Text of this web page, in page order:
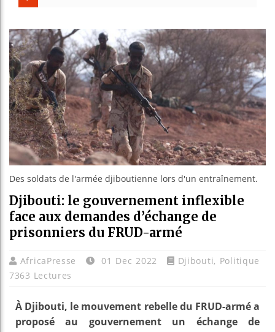
Côte
Patrice
Des soldats de l'armée djiboutienne lors d'un entraînement.
Djibouti: le gouvernement inflexible
face aux demandes d’échange de
prisonniers du FRUD-armé
AfricaPresse 01 Dec 2022 Djibouti, Politique
7363 Lectures
À Djibouti, le mouvement rebelle du FRUD-armé a
proposé au gouvernement un échange de